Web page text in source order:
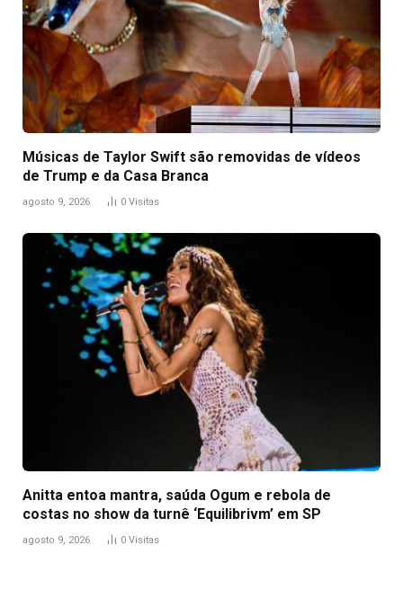
Músicas de Taylor Swift são removidas de vídeos
de Trump e da Casa Branca
agosto 9, 2026 0 Visitas
Anitta entoa mantra, saúda Ogum e rebola de
costas no show da turnê ‘Equilibrivm’ em SP
agosto 9, 2026 0 Visitas